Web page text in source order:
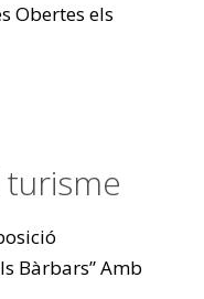
Obertes els
Bàrbars” Amb